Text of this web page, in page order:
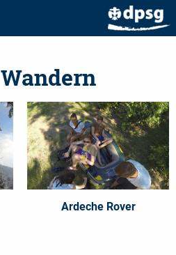
Wandern
Ardeche Rover